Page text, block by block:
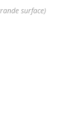
surface)